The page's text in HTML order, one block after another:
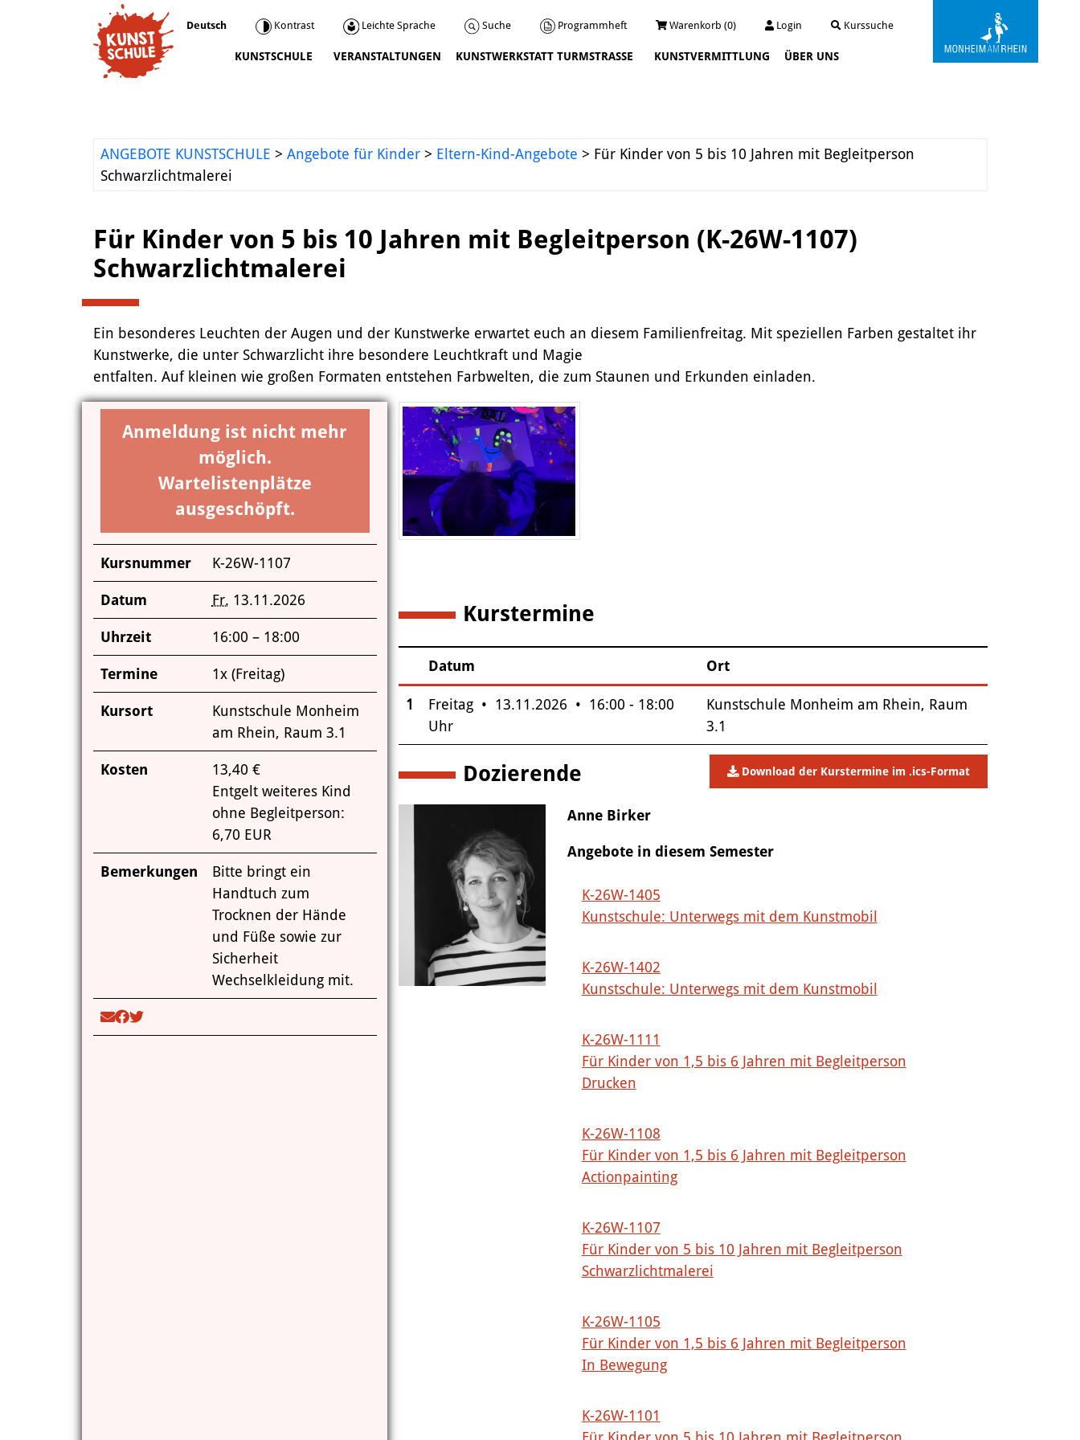
Deutsch Kontrast Leichte Sprache Suche Programmheft Warenkorb (0) Login Kurssuche
KUNSTSCHULE VERANSTALTUNGEN KUNSTWERKSTATT TURMSTRASSE KUNSTVERMITTLUNG ÜBER UNS
Kooperationen Der Kunstautomat
Team
Das Miteinander an der Kunstschule
Das Kunstschulgebäude
Freunde und Kooperationspartner
Kontakt | Öffnungszeiten
ANGEBOTE KUNSTSCHULE > Angebote für Kinder > Eltern-Kind-Angebote > Für Kinder von 5 bis 10 Jahren mit Begleitperson
Schwarzlichtmalerei
Für Kinder von 5 bis 10 Jahren mit Begleitperson (K-26W-1107)
Schwarzlichtmalerei
Ein besonderes Leuchten der Augen und der Kunstwerke erwartet euch an diesem Familienfreitag. Mit speziellen Farben gestaltet ihr
Kunstwerke, die unter Schwarzlicht ihre besondere Leuchtkraft und Magie
entfalten. Auf kleinen wie großen Formaten entstehen Farbwelten, die zum Staunen und Erkunden einladen.
Anmeldung ist nicht mehr
möglich.
Wartelistenplätze
ausgeschöpft.
Kursnummer K-26W-1107
Datum Fr. 13.11.2026
Uhrzeit 16:00 – 18:00
Termine 1x (Freitag)
Kursort
Kunstschule Monheim
am Rhein, Raum 3.1
Kosten
13,40 €
Entgelt weiteres Kind
ohne Begleitperson:
6,70 EUR
Bemerkungen
Bitte bringt ein
Handtuch zum
Trocknen der Hände
und Füße sowie zur
Sicherheit
Wechselkleidung mit.
Kurstermine
Insgesamt gibt es 1 Termine zum diesen Kurs
–
Datum Ort
1
Freitag • 13.11.2026 • 16:00 - 18:00
Uhr
Kunstschule Monheim am Rhein, Raum
3.1
Download der Kurstermine im .ics-Format
Dozierende
Anne Birker
Angebote in diesem Semester
K-26W-1405
Kunstschule: Unterwegs mit dem Kunstmobil
K-26W-1402
Kunstschule: Unterwegs mit dem Kunstmobil
K-26W-1111
Für Kinder von 1,5 bis 6 Jahren mit Begleitperson
Drucken
K-26W-1108
Für Kinder von 1,5 bis 6 Jahren mit Begleitperson
Actionpainting
K-26W-1107
Für Kinder von 5 bis 10 Jahren mit Begleitperson
Schwarzlichtmalerei
K-26W-1105
Für Kinder von 1,5 bis 6 Jahren mit Begleitperson
In Bewegung
K-26W-1101